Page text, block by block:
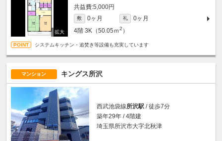
5,000円
敷 0ヶ月 礼
0ヶ月
4階 3K（50.05ｍ2 ）
システムキッチン・追焚き等設備も充実しています
マンション キングス所沢
西武池袋線所沢駅 / 徒歩7分
築年29年 / 4階建
埼玉県所沢市大字北秋津